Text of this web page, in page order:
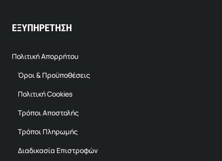
ΕΞΥΠΗΡΕΤΗΣΗ
Πολιτική Απορρήτου
Όροι & Προϋποθέσεις
Πολιτική Cookies
Τρόποι Αποστολής
Τρόποι Πληρωμής
Διαδικασία Επιστροφών